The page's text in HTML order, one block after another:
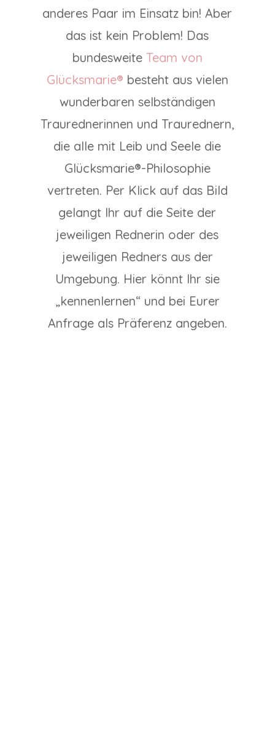
anderes Paar im Einsatz bin! Aber
das ist kein Problem! Das
bundesweite Team von
Glücksmarie® besteht aus vielen
wunderbaren selbständigen
Traurednerinnen und Traurednern,
die alle mit Leib und Seele die
Glücksmarie®-Philosophie
vertreten. Per Klick auf das Bild
gelangt Ihr auf die Seite der
jeweiligen Rednerin oder des
jeweiligen Redners aus der
Umgebung. Hier könnt Ihr sie
„kennenlernen“ und bei Eurer
Anfrage als Präferenz angeben.